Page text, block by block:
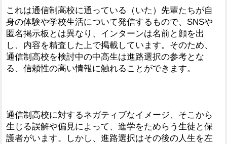
これは通信制高校に通っている（いた）先輩たちが自
身の体験や学校生活について発信するもので、SNSや
匿名掲示板とは異なり、インターンは名前と顔を出
し、内容を精査した上で掲載しています。そのため、
通信制高校を検討中の中高生は進路選択の参考とな
る、信頼性の高い情報に触れることができます。
通信制高校に対するネガティブなイメージ、そこから
生じる誤解や偏見によって、進学をためらう生徒と保
護者がいます。しかし、進路選択はその後の人生を左